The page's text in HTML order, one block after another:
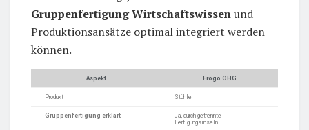
Gruppenfertigung Wirtschaftswissenund
Produktionsansätze optimal integriert werden
können.
Aspekt Frogo OHG
Produkt Stühle
Gruppenfertigung erklärt
Ja, durch getrennte
Fertigungsinseln